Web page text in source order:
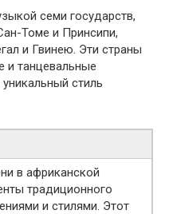
семи государств,
Томе и Принсипи,
и Гвинею. Эти страны
и танцевальные
стиль
в африканской
традиционного
и стилями. Этот